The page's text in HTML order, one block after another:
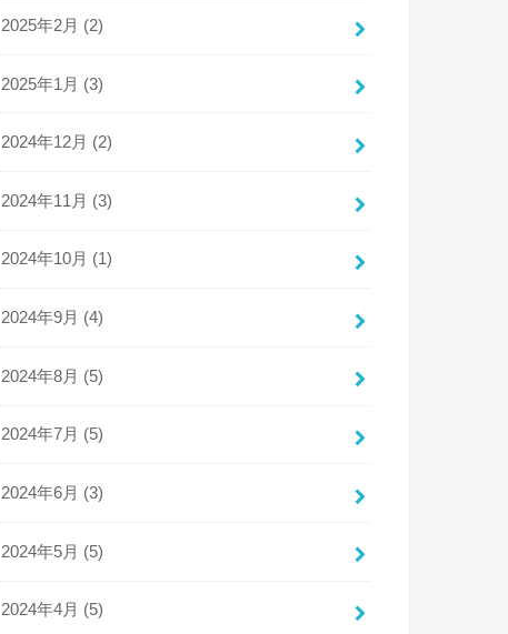
2025年2月 (2)
2025年1月 (3)
2024年12月 (2)
2024年11月 (3)
2024年10月 (1)
2024年9月 (4)
2024年8月 (5)
2024年7月 (5)
2024年6月 (3)
2024年5月 (5)
2024年4月 (5)